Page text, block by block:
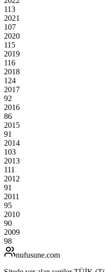
113
2021
107
2020
115
2019
116
2018
124
2017
92
2016
86
2015
91
2014
103
2013
111
2012
91
2011
95
2010
90
2009
98
nufusune.com